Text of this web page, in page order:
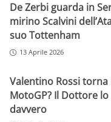
De Zerbi guarda in
mirino Scalvini
suo Tottenham
13 Aprile 2026
Valentino Rossi torna
MotoGP? Il Dottore
davvero